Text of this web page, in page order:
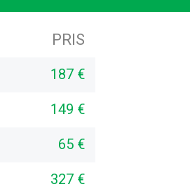
PRIS
187 €
149 €
65 €
327 €